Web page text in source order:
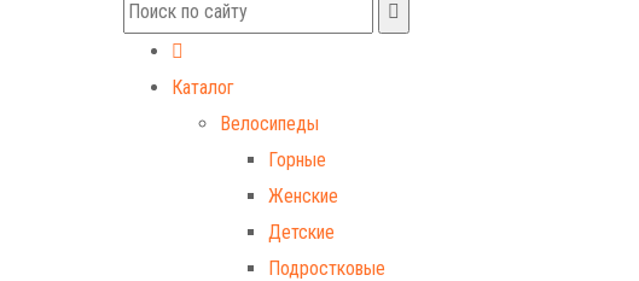
Каталог
Велосипеды
Горные
Женские
Детские
Подростковые